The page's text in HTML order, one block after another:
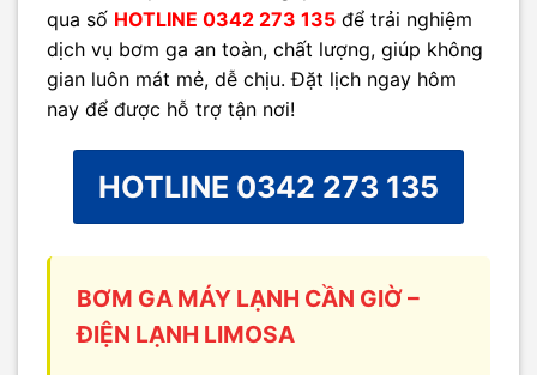
qua số HOTLINE 0342 273 135 để trải nghiệm
dịch vụ bơm ga an toàn, chất lượng, giúp không
gian luôn mát mẻ, dễ chịu. Đặt lịch ngay hôm
nay để được hỗ trợ tận nơi!
HOTLINE 0342 273 135
BƠM GA MÁY LẠNH CẦN GIỜ –
ĐIỆN LẠNH LIMOSA